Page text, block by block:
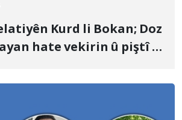
Kurd li Bokan; Doz
hate vekirin û piştî 6